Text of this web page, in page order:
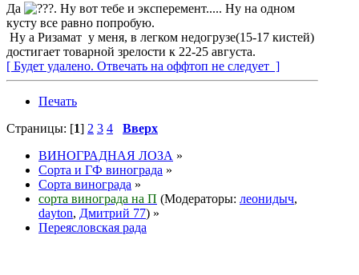
Да
. Ну вот тебе и эксперемент..... Ну на одном
кусту все равно попробую.
Ну а Ризамат у меня, в легком недогрузе(15-17 кистей)
достигает товарной зрелости к 22-25 августа.
[ Будет удалено. Отвечать на оффтоп не следует ]
Печать
Страницы: [1] 2 3 4
Вверх
ВИНОГРАДНАЯ ЛОЗА »
Сорта и ГФ винограда »
Сорта винограда »
сорта винограда на П (Модераторы: леонидыч,
dayton, Дмитрий 77) »
Переясловская рада